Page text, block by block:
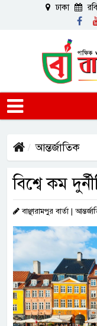
ঢাকা
আন্তর্জাতিক
বিশ্বে কম
বাঞ্ছারামপুর বার্তা |